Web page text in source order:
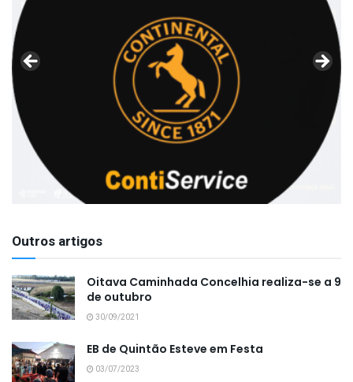
Outros artigos
Oitava Caminhada Concelhia realiza-se a 9
de outubro
30/09/2021
EB de Quintão Esteve em Festa
03/07/2023